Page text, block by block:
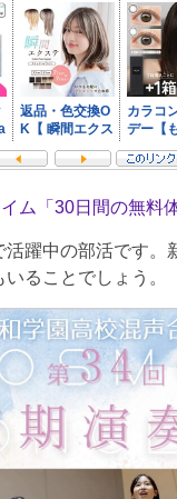
ム「30日間の無料
活躍中の部活です。
ることでしょう。